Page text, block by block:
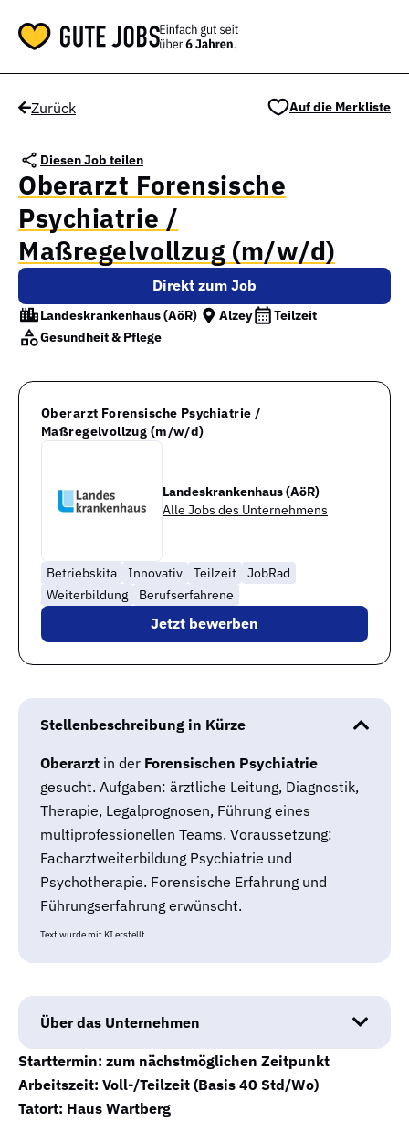
Zurück
Diesen Job teilen
Auf die Merkliste
Oberarzt Forensische
Psychiatrie /
Maßregelvollzug (m/w/d)
Direkt zum Job
Landeskrankenhaus (AöR) Alzey
Teilzeit
Gesundheit & Pflege
Stellenbeschreibung in Kürze
Oberarzt in der Forensischen Psychiatrie
gesucht. Aufgaben: ärztliche Leitung, Diagnostik,
Therapie, Legalprognosen, Führung eines
multiprofessionellen Teams. Voraussetzung:
Facharztweiterbildung Psychiatrie und
Psychotherapie. Forensische Erfahrung und
Führungserfahrung erwünscht.
Text wurde mit KI erstellt
Über das Unternehmen
Starttermin: zum nächstmöglichen Zeitpunkt
Arbeitszeit: Voll-/Teilzeit (Basis 40 Std/Wo)
Tatort: Haus Wartberg
Oberarzt Forensische Psychiatrie /
Maßregelvollzug (m/w/d)
Landeskrankenhaus (AöR)
Alle Jobs des Unternehmens
Betriebskita Innovativ Teilzeit
JobRad
Weiterbildung
Berufserfahrene
Jetzt bewerben